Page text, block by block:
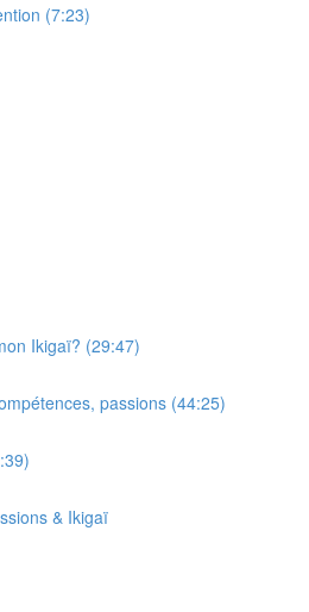
(7:23)
Ikigaï? (29:47)
passions (44:25)
& Ikigaï